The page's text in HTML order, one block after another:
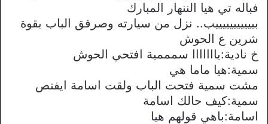
فباله تي هيا الننهار المبارك
بيييييييييييب.. نزل من سيارته وصرفق الباب بقوة
شرين ع الحوش
خ نادية:يااااااا سمممية افتحي الحوش
سمية:هيا ماما هي
مشت سمية فتحت الباب ولقت اسامة ايفنص
سمية:كيف حالك اسامة
اسامة:باهي قولهم هيا